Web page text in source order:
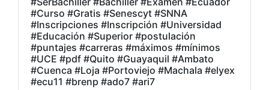
#Curso #Gratis #Senescyt #SNNA
#Inscripciones #Inscripción #Universidad
#Educación #Superior #postulación
#puntajes #carreras #máximos #mínimos
#UCE #pdf #Quito #Guayaquil #Ambato
#Cuenca #Loja #Portoviejo #Machala #elyex
#ecu11 #brenp #ado7 #ari7